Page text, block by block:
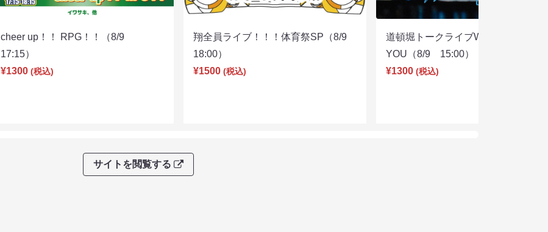
cheer up！！ RPG！！（8/9
17:15）
¥1300 (税込)
翔全員ライブ！！！体育祭SP（8/9
18:00）
¥1500 (税込)
道頓堀トークライブWITH
YOU（8/9 15:00）
¥1300 (税込)
サイトを閲覧する